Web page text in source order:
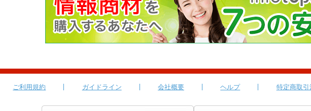
ご利用規約 ガイドライン 会社概要 ヘルプ 特定商取